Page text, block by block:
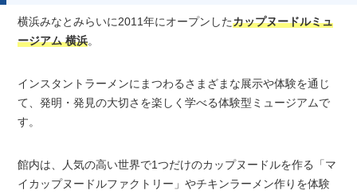
横浜みなとみらいに2011年にオープンしたカップヌードルミュ
ージアム 横浜。
インスタントラーメンにまつわるさまざまな展示や体験を通じ
て、発明・発見の大切さを楽しく学べる体験型ミュージアムで
す。
館内は、人気の高い世界で1つだけのカップヌードルを作る「マ
イカップヌードルファクトリー」やチキンラーメン作りを体験